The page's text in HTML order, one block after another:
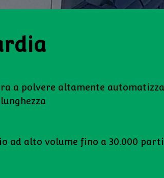
a polvere altamente
ad alto volume fino a 30.000